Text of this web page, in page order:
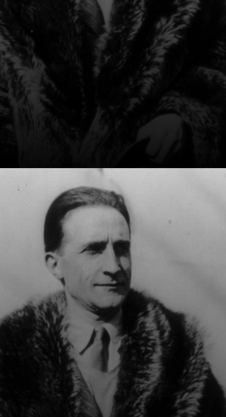
Duchamp a ouvert
la voie aux
artistes
conceptuels et
aux minimalistes,
qui ont capté avec